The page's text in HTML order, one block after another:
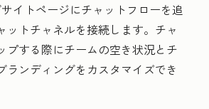
イトページにチャットフローを追
ットチャネルを接続します。チャ
プする際にチームの空き状況とチ
ランディングをカスタマイズでき